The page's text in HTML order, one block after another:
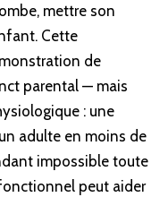
mettre son
Cette
de
parental — mais
: une
adulte en moins de
impossible toute
peut aider